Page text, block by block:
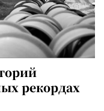
рекордах